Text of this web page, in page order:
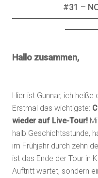
#31 –
Hallo zusammen,
Hier ist Gunnar, ich
Erstmal das wichtigste:
wieder auf Live-Tour!
halb Geschichtsstunde,
im Frühjahr durch zehn
ist das Ende der Tour in
Auftritt wartet, sondern